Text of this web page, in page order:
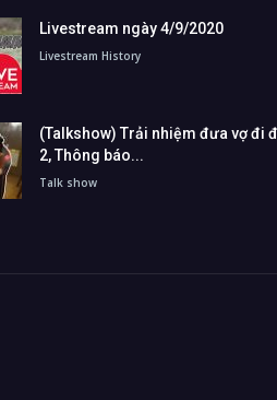
Livestream ngày 4/9/2020
Livestream History
(Talkshow) Trải nhiệm đưa vợ đi
2, Thông báo...
Talk show